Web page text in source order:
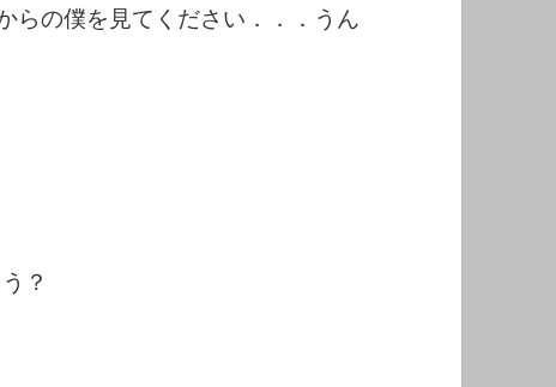
らの僕を見てください．．．うん
？